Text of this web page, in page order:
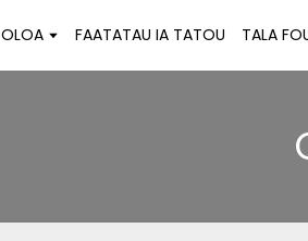
OLOA FAATATAU IA TATOU TALA